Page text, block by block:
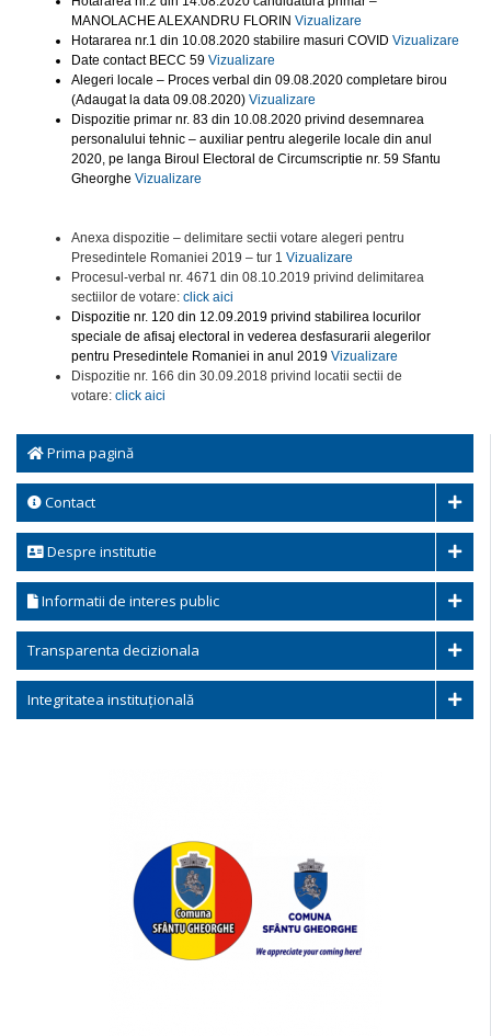
Prima pagină
Contact
Despre institutie
Informatii de interes public
Transparenta decizionala
Integritatea instituțională
MANOLACHE ALEXANDRU FLORIN Vizualizare
Hotararea nr.1 din 10.08.2020 stabilire masuri COVID Vizualizare
Date contact BECC 59 Vizualizare
Alegeri locale – Proces verbal din 09.08.2020 completare birou
(Adaugat la data 09.08.2020) Vizualizare
Dispozitie primar nr. 83 din 10.08.2020 privind desemnarea
personalului tehnic – auxiliar pentru alegerile locale din anul
2020, pe langa Biroul Electoral de Circumscriptie nr. 59 Sfantu
Gheorghe Vizualizare
Anexa dispozitie – delimitare sectii votare alegeri pentru
Presedintele Romaniei 2019 – tur 1 Vizualizare
Procesul-verbal nr. 4671 din 08.10.2019 privind delimitarea
sectiilor de votare: click aici
Dispozitie nr. 120 din 12.09.2019 privind stabilirea locurilor
speciale de afisaj electoral in vederea desfasurarii alegerilor
pentru Presedintele Romaniei in anul 2019 Vizualizare
Dispozitie nr. 166 din 30.09.2018 privind locatii sectii de
votare: click aici